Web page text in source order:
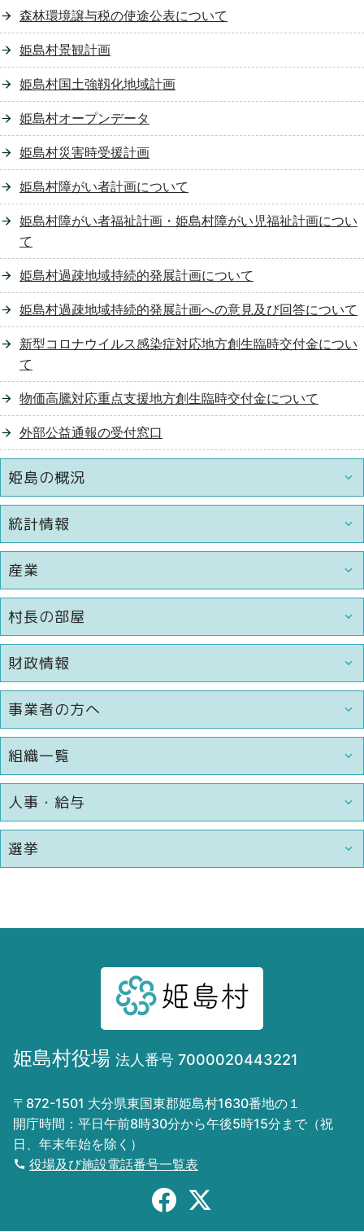
森林環境譲与税の使途公表について
姫島村景観計画
姫島村国土強靱化地域計画
姫島村オープンデータ
姫島村災害時受援計画
姫島村障がい者計画について
姫島村障がい者福祉計画・姫島村障がい児福祉計画につい
て
姫島村過疎地域持続的発展計画について
姫島村過疎地域持続的発展計画への意見及び回答について
新型コロナウイルス感染症対応地方創生臨時交付金につい
て
物価高騰対応重点支援地方創生臨時交付金について
外部公益通報の受付窓口
姫島の概況
統計情報
産業
村長の部屋
財政情報
事業者の方へ
組織一覧
人事・給与
選挙
姫島村役場 法人番号 7000020443221
〒872-1501 大分県東国東郡姫島村1630番地の１
開庁時間：平日午前8時30分から午後5時15分まで（祝
日、年末年始を除く）
役場及び施設電話番号一覧表